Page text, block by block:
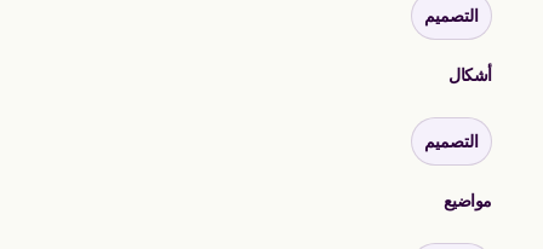
التصميم
أشكال
التصميم
مواضيع